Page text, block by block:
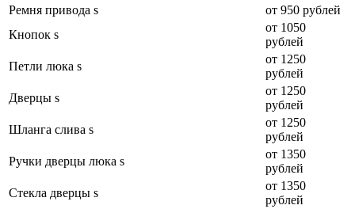
Ремня привода s
от 950 рублей
Кнопок s
от 1050
рублей
Петли люка s
от 1250
рублей
Дверцы s
от 1250
рублей
Шланга слива s
от 1250
рублей
Ручки дверцы люка s
от 1350
рублей
Стекла дверцы s
от 1350
рублей